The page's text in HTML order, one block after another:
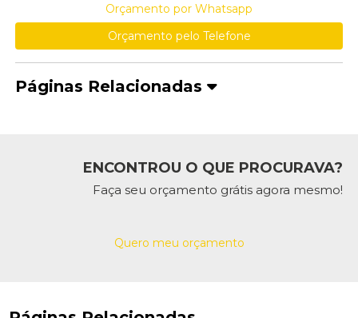
Orçamento por Whatsapp
Orçamento pelo Telefone
Páginas Relacionadas
ENCONTROU O QUE PROCURAVA?
Faça seu orçamento grátis agora mesmo!
Quero meu orçamento